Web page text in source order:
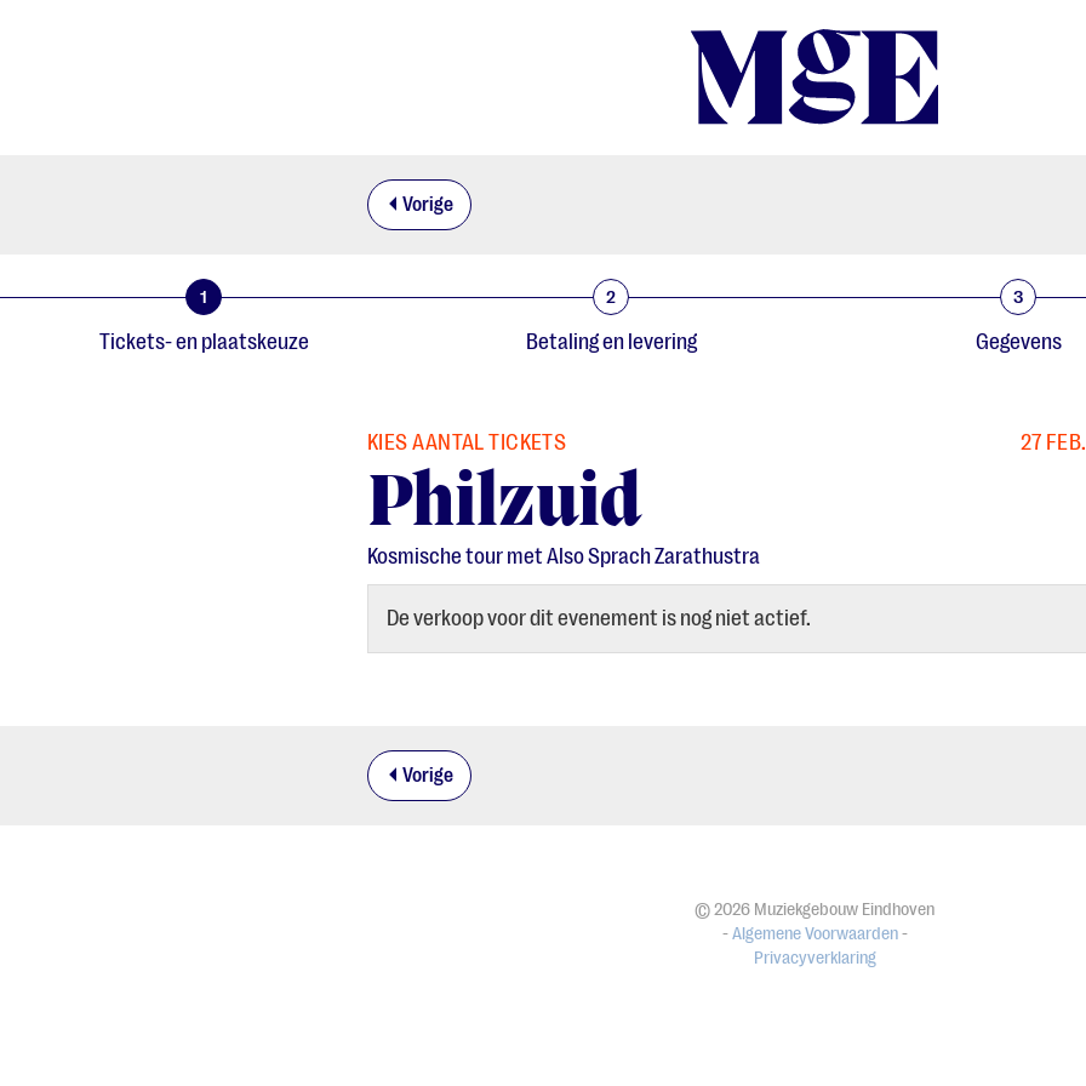
Vorige
1
Tickets- en plaatskeuze
2
Betaling en levering
3
Gegevens
KIES AANTAL TICKETS 27
Philzuid
Kosmische tour met Also Sprach Zarathustra
De verkoop voor dit evenement is nog niet actief.
Vorige
© 2026 Muziekgebouw Eindhoven
-Algemene Voorwaarden-
Privacyverklaring